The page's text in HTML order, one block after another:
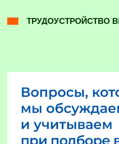
ТРУДОУСТРОЙСТВО